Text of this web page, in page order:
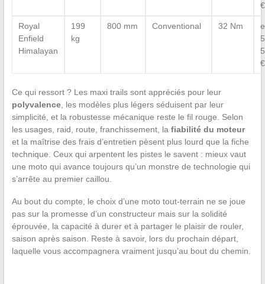
€
Royal
Enfield
Himalayan
199
kg
800 mm Conventional 32 Nm
5
€
Ce qui ressort ? Les maxi trails sont appréciés pour leur
polyvalence, les modèles plus légers séduisent par leur
simplicité, et la robustesse mécanique reste le fil rouge. Selon
les usages, raid, route, franchissement, la fiabilité du moteur
et la maîtrise des frais d’entretien pèsent plus lourd que la fiche
technique. Ceux qui arpentent les pistes le savent : mieux vaut
une moto qui avance toujours qu’un monstre de technologie qui
s’arrête au premier caillou.
Au bout du compte, le choix d’une moto tout-terrain ne se joue
pas sur la promesse d’un constructeur mais sur la solidité
éprouvée, la capacité à durer et à partager le plaisir de rouler,
saison après saison. Reste à savoir, lors du prochain départ,
laquelle vous accompagnera vraiment jusqu’au bout du chemin.